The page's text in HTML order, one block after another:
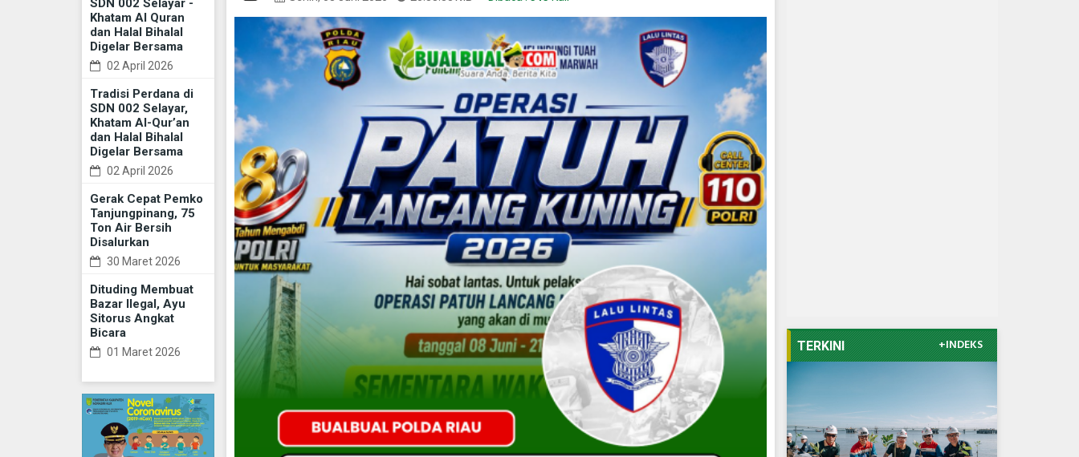
SDN 002 Selayar -
Khatam Al Quran
dan Halal Bihalal
Digelar Bersama
02 April 2026
Tradisi Perdana di
SDN 002 Selayar,
Khatam Al-Qur’an
dan Halal Bihalal
Digelar Bersama
02 April 2026
Gerak Cepat Pemko
Tanjungpinang, 75
Ton Air Bersih
Disalurkan
30 Maret 2026
Dituding Membuat
Bazar Ilegal, Ayu
Sitorus Angkat
Bicara
01 Maret 2026 TERKINI +INDEKS